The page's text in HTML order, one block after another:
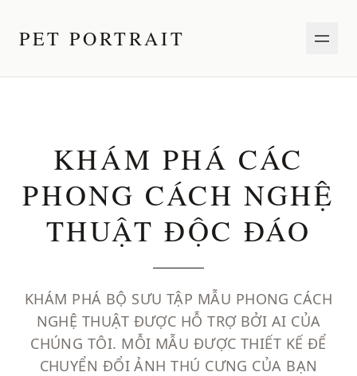
PET PORTRAIT
KHÁM PHÁ CÁC
PHONG CÁCH NGHỆ
THUẬT ĐỘC ĐÁO
KHÁM PHÁ BỘ SƯU TẬP MẪU PHONG CÁCH
NGHỆ THUẬT ĐƯỢC HỖ TRỢ BỞI AI CỦA
CHÚNG TÔI. MỖI MẪU ĐƯỢC THIẾT KẾ ĐỂ
CHUYỂN ĐỔI ẢNH THÚ CƯNG CỦA BẠN